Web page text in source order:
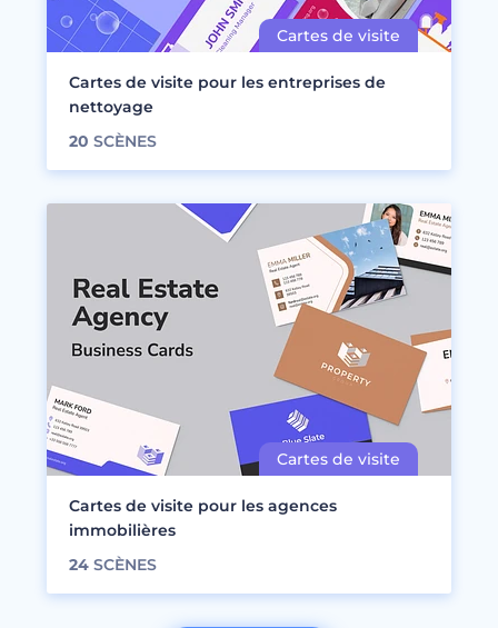
Cartes de visite pour les entreprises de
nettoyage
20 SCÈNES
Cartes de visite pour les agences
immobilières
24 SCÈNES